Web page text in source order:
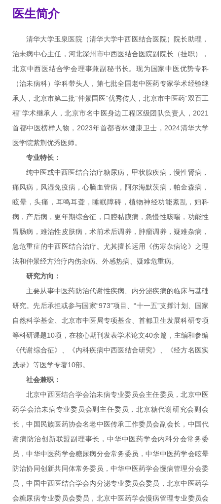
医生简介
清华大学玉泉医院（清华大学中西医结合医院）院长助理，
治未病中心主任，河北深州市中西医结合医院副院长（挂职），
北京中西医结合学会理事兼副秘书长。现为国家中医优势专科
（治未病科）学科带头人，第七批全国老中医药专家学术经验继
承人，北京市第二批“仲景国医”优秀传人，北京市中医药“双百工
程”学术继承人，北京市名中医身边工程区级团队负责人，2021
首都中医榜样人物，2023年首都杏林健康卫士，2024清华大学
医学院紫荆优秀医师。
专业特长：
纯中医或中西医结合治疗糖尿病，甲状腺疾病，慢性肾病，
痛风病，风湿免疫病，心脑血管病，阿尔海默茨病，帕金森病，
眩晕，头痛，耳鸣耳聋，睡眠障碍，植物神经功能紊乱，妇科
病，产后病，更年期综合征，口腔黏膜病，急慢性咳喘，功能性
胃肠病，难治性皮肤病，术前术后调养，肿瘤调养，疑难杂病，
急危重症的中西医结合治疗。尤其擅长运用《伤寒杂病论》之理
法和仲景经方治疗内伤杂病、外感热病、疑难危重病。
研究方向：
主要从事中医药防治代谢性疾病、内分泌疾病的临床与基础
研究。先后承担或参与国家“973”项目、“十一五”支撑计划、国家
自然科学基金、北京市中医局专项基金、首都卫生发展科研专项
等科研课题10项，在核心期刊发表学术论文40余篇，主编和参编
《代谢综合征》、《内科疾病中西医结合研究》、《经方名医实
践录》等医学专著10部。
社会兼职：
北京中西医结合学会治未病专业委员会主任委员，北京中医
药学会治未病专业委员会副主任委员，北京糖代谢研究会副会
长，中国民族医药协会名老中医传承工作委员会副会长，中国代
谢病防治创新联盟副理事长，中华中医药学会内科分会常务委
员，中华中医药学会糖尿病分会常务委员，中华中医药学会眩晕
防治协同创新共同体常务委员，中华中医药学会慢病管理分会委
员，中国中西医结合学会内分泌专业委员会委员，北京中医药学
会糖尿病专业委员会委员，北京中医药学会慢病管理专业委员会